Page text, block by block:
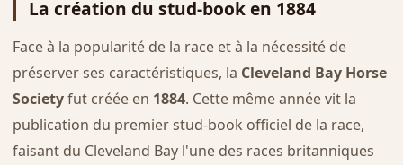
La création du stud-book en 1884
Face à la popularité de la race et à la nécessité de
préserver ses caractéristiques, la Cleveland Bay Horse
Societyfut créée en 1884. Cette même année vit la
publication du premier stud-book officiel de la race,
faisant du Cleveland Bay l'une des races britanniques